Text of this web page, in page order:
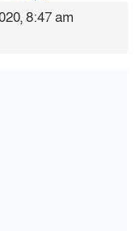
8:47 am